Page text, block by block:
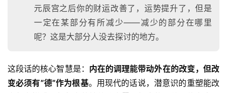
元辰宫之后你的财运改善了，运势提升了，但是
一定在某部分有所减少——减少的部分在哪里
呢？这是大部分人没去探讨的地方。
这段话的核心智慧是： 内在的调理能带动外在的改变，但改
变必须有”德”作为根基。用现代的话说，潜意识的重塑能改